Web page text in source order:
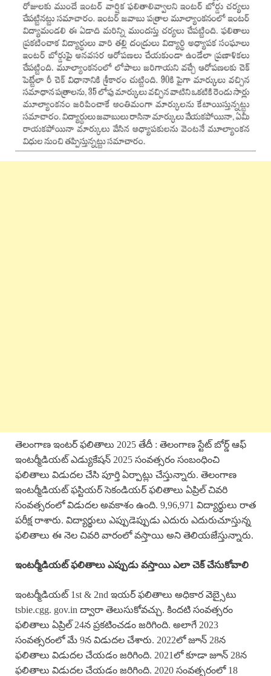
తెలంగాణ ఇంటర్ ఫలితాలు 2025 తేదీ : తెలంగాణ స్టేట్ బోర్డ్ ఆఫ్
ఇంటర్మీడియట్ ఎడ్యుకేషన్ 2025 సంవత్సరం సంబంధించి
ఫలితాలు విడుదల చేసి పూర్తి ఏర్పాట్లు చేస్తున్నారు. తెలంగాణ
ఇంటర్మీడియట్ ఫస్టియర్ సెకండియర్ ఫలితాలు ఏప్రిల్ చివరి
సంవత్సరంలో విడుదల అవకాశం ఉంది. 9,96,971 విద్యార్థులు రాత
పరీక్ష రాశారు. విద్యార్థులు ఎప్పుడెప్పుడు ఎదురు ఎదురుచూస్తున్న
ఫలితాలు ఈ నెల చివరి వారంలో వస్తాయి అని తెలియజేస్తున్నారు.
ఇంటర్మీడియట్ ఫలితాలు ఎప్పుడు వస్తాయి ఎలా చెక్ చేసుకోవాలి
ఇంటర్మీడియట్ 1st & 2nd ఇయర్ ఫలితాలు అధికార వెబ్సైటు
tsbie.cgg. gov.in ద్వారా తెలుసుకోవచ్చు. కిందటి సంవత్సరం
ఫలితాలు ఏప్రిల్ 24న ప్రకటించడం జరిగింది. అలాగే 2023
సంవత్సరంలో మే 9న విడుదల చేశారు. 2022లో జూన్ 28న
ఫలితాలు విడుదల చేయడం జరిగింది. 2021లో కూడా జూన్ 28న
ఫలితాలు విడుదల చేయడం జరిగింది. 2020 సంవత్సరంలో 18